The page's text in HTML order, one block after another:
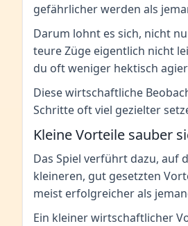
gefährlicher werden als
Darum lohnt es sich, nicht
teure Züge eigentlich nicht
du oft weniger hektisch
Diese wirtschaftliche
Schritte oft viel gezielter
Kleine Vorteile sauber
Das Spiel verführt dazu, auf
kleineren, gut gesetzten
meist erfolgreicher als
Ein kleiner wirtschaftlicher